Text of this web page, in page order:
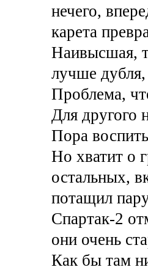
нечего,
карета
Наивысшая,
лучше
Проблема,
Для другого
Пора
Но хватит о
остальных,
потащил
Спартак-2
они очень
Как бы там